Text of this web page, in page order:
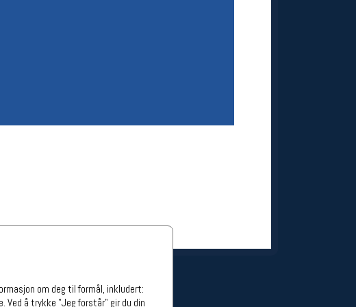
om deg til formål, inkludert:
Ved å trykke "Jeg forstår" gir du din